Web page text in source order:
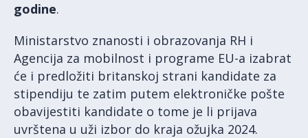
godine.
Ministarstvo znanosti i obrazovanja RH i
Agencija za mobilnost i programe EU-a izabrat
će i predložiti britanskoj strani kandidate za
stipendiju te zatim putem elektroničke pošte
obavijestiti kandidate o tome je li prijava
uvrštena u uži izbor do kraja ožujka 2024.